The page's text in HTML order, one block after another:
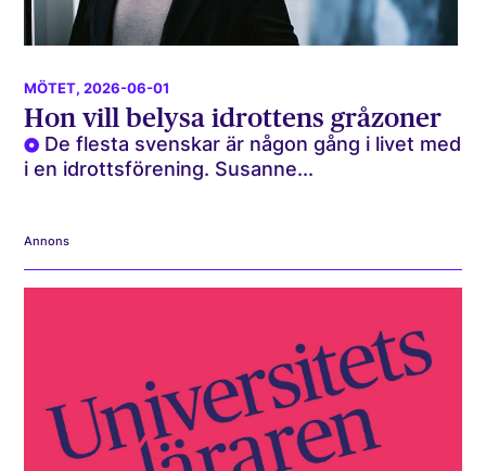
MÖTET, 2026-06-01
Hon vill belysa idrottens gråzoner
De flesta svenskar är någon gång i livet med
i en idrottsförening. Susanne...
Annons